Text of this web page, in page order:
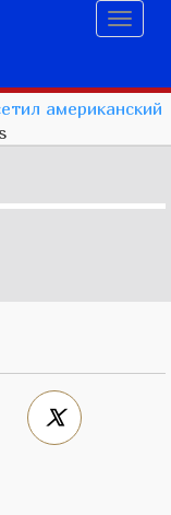
американский